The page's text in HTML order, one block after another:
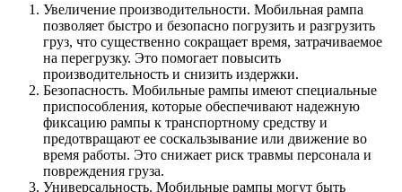
Увеличение производительности. Мобильная рампа
позволяет быстро и безопасно погрузить и разгрузить
груз, что существенно сокращает время, затрачиваемое
на перегрузку. Это помогает повысить
производительность и снизить издержки.
Безопасность. Мобильные рампы имеют специальные
приспособления, которые обеспечивают надежную
фиксацию рампы к транспортному средству и
предотвращают ее соскальзывание или движение во
время работы. Это снижает риск травмы персонала и
повреждения груза.
Универсальность. Мобильные рампы могут быть